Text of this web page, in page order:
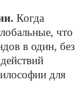
Когда
что
в один, без
для